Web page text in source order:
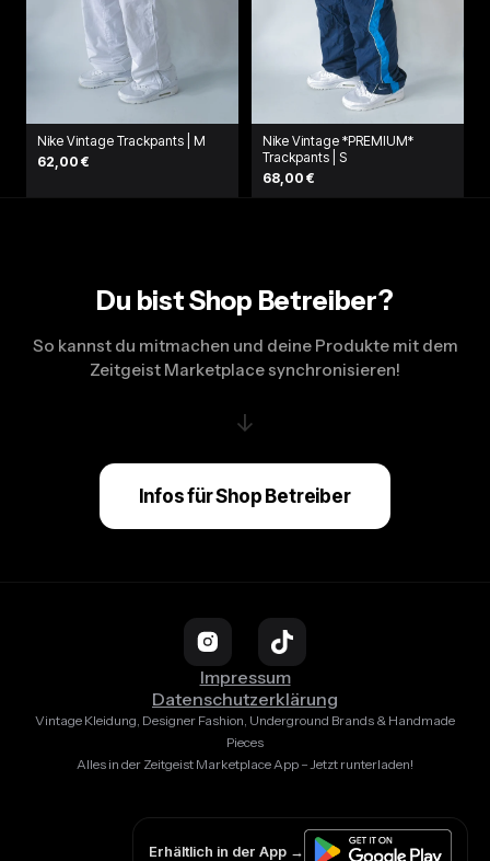
Nike Vintage Trackpants | M
62,00 €
Nike Vintage *PREMIUM*
Trackpants | S
68,00 €
Du bist Shop Betreiber?
So kannst du mitmachen und deine Produkte mit dem
Zeitgeist Marketplace synchronisieren!
↓
Infos für Shop Betreiber
Impressum
Datenschutzerklärung
Vintage Kleidung, Designer Fashion, Underground Brands & Handmade
Pieces
Alles in der Zeitgeist Marketplace App – Jetzt runterladen!
Erhältlich in der App →